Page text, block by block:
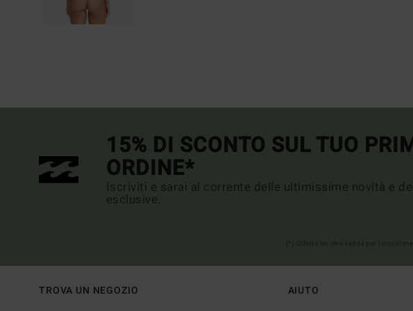
15% DI SCONTO SUL TUO
ORDINE*
Iscriviti e sarai al corrente delle ultimissime novità e
esclusive.
TROVA UN NEGOZIO AIUTO